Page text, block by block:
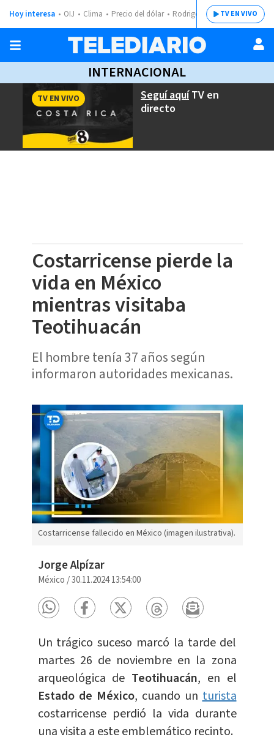
Hoy interesa OIJ Clima Precio del dólar Rodrigo ChavesTV EN VIVO
INTERNACIONAL
Seguí aquíTV en
directo
TV EN VIVO
Costarricense pierde la
vida en México
mientras visitaba
Teotihuacán
El hombre tenía 37 años según
informaron autoridades mexicanas.
Costarricense fallecido en México (imagen ilustrativa).
Jorge Alpízar
México /30.11.2024 13:54:00
Un trágico suceso marcó la tarde del
martes 26 de noviembre en la zona
arqueológica de Teotihuacán, en el
Estado de México, cuando unturista
costarricense perdió la vida durante
una visita a este emblemático recinto.